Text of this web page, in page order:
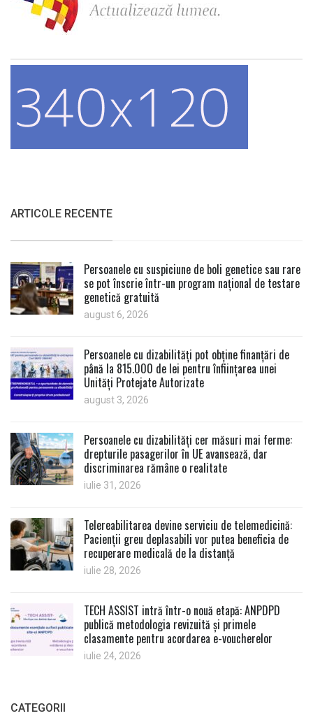
ARTICOLE RECENTE
Persoanele cu suspiciune de boli genetice sau rare
se pot înscrie într-un program național de testare
genetică gratuită
august 6, 2026
Persoanele cu dizabilități pot obține finanțări de
până la 815.000 de lei pentru înființarea unei
Unități Protejate Autorizate
august 3, 2026
Persoanele cu dizabilități cer măsuri mai ferme:
drepturile pasagerilor în UE avansează, dar
discriminarea rămâne o realitate
iulie 31, 2026
Telereabilitarea devine serviciu de telemedicină:
Pacienții greu deplasabili vor putea beneficia de
recuperare medicală de la distanță
iulie 28, 2026
TECH ASSIST intră într-o nouă etapă: ANPDPD
publică metodologia revizuită și primele
clasamente pentru acordarea e-voucherelor
iulie 24, 2026
CATEGORII